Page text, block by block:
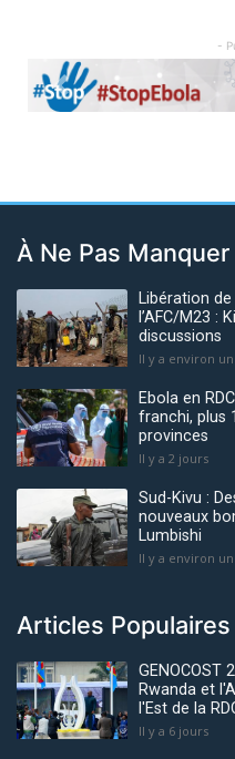
-
Previous
À Ne Pas Manquer
Libération
l’AFC/M23 :
discussions
Il y a environ
Ebola en
franchi, plus
provinces
Il y a 2 jours
Sud-Kivu :
nouveaux
Lumbishi
Il y a environ
Articles Populaires
GENOCOST
Rwanda et
l'Est de la
Il y a 6 jours